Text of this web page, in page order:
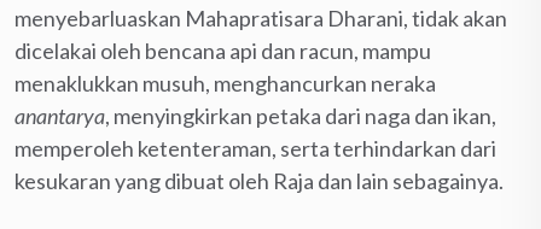
menyebarluaskan Mahapratisara Dharani, tidak akan
dicelakai oleh bencana api dan racun, mampu
menaklukkan musuh, menghancurkan neraka
anantarya, menyingkirkan petaka dari naga dan ikan,
memperoleh ketenteraman, serta terhindarkan dari
kesukaran yang dibuat oleh Raja dan lain sebagainya.